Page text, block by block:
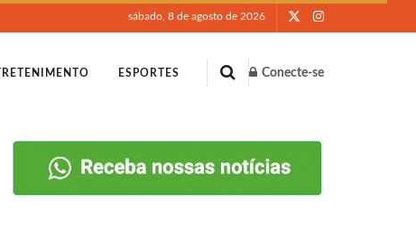
sábado, 8 de agosto de 2026
ESPORTES Conecte-se